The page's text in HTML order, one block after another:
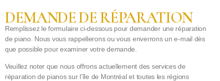
DEMANDE DE RÉPARATION
Remplissez le formulaire ci-dessous pour demander une réparation
de piano. Nous vous rappellerons ou vous enverrons un e-mail dès
que possible pour examiner votre demande.
Veuillez noter que nous offrons actuellement des services de
réparation de pianos sur l’île de Montréal et toutes les régions